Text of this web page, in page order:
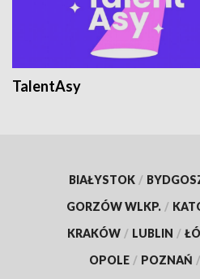
TalentAsy
BIAŁYSTOK /
GORZÓW WLKP. /
KRAKÓW / LUBLIN /
OPOLE / POZNAŃ /